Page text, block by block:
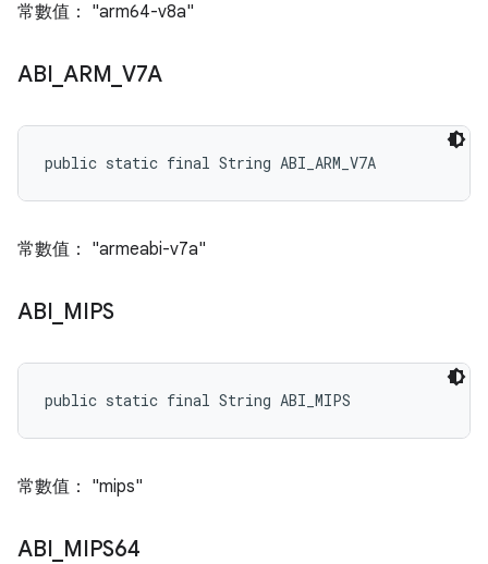
常數值： "arm64-v8a"
ABI ARM V7A
public static final String ABI_ARM_V7A
常數值： "armeabi-v7a"
ABI MIPS
public static final String ABI_MIPS
常數值： "mips"
ABI MIPS64